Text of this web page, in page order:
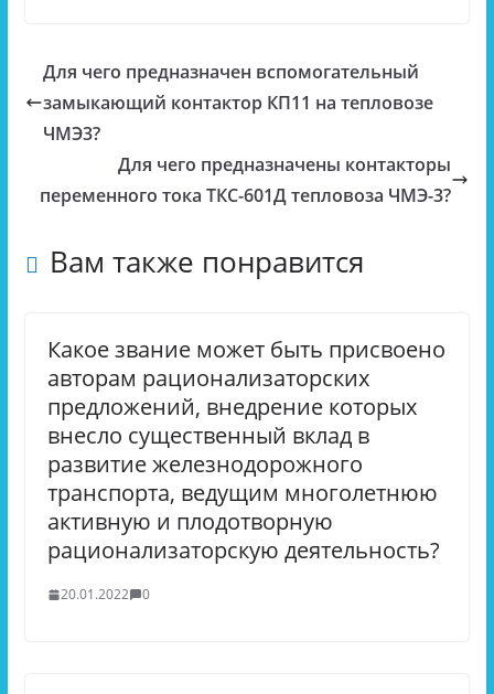
Для чего предназначен вспомогательный
замыкающий контактор КП11 на тепловозе
ЧМЭ3?
Для чего предназначены контакторы
переменного тока ТКС-601Д тепловоза ЧМЭ-3?
Вам также понравится
Какое звание может быть присвоено
авторам рационализаторских
предложений, внедрение которых
внесло существенный вклад в
развитие железнодорожного
транспорта, ведущим многолетнюю
активную и плодотворную
рационализаторскую деятельность?
20.01.2022 0